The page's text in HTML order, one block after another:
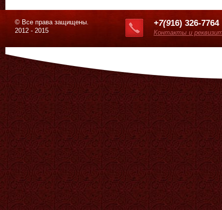
© Все права защищены.
2012 - 2015
+7(916) 326-7764
Контакты и